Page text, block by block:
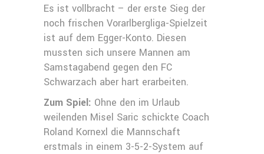
Es ist vollbracht – der erste Sieg der
noch frischen Vorarlbergliga-Spielzeit
ist auf dem Egger-Konto. Diesen
mussten sich unsere Mannen am
Samstagabend gegen den FC
Schwarzach aber hart erarbeiten.
Zum Spiel: Ohne den im Urlaub
weilenden Misel Saric schickte Coach
Roland Kornexl die Mannschaft
erstmals in einem 3-5-2-System auf